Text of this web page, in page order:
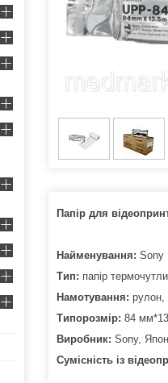
Папір для
Найменування: Sony
Тип: папір
Намотування: рулон,
Типорозмір: 84
Виробник: Sony,
Сумісність із